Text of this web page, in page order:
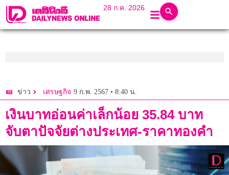
28 ก.ค. 2026
ข่าว เศรษฐกิจ 9 ก.พ. 2567 • 8:40 น.
เงินบาทอ่อนค่าเล็กน้อย 35.84 บาท
จับตาปัจจัยต่างประเทศ-ราคาทองคำ